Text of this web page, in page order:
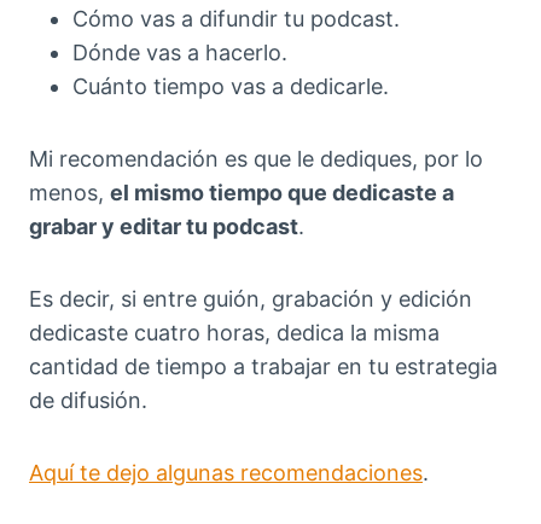
Cómo vas a difundir tu podcast.
Dónde vas a hacerlo.
Cuánto tiempo vas a dedicarle.
Mi recomendación es que le dediques, por lo
menos, el mismo tiempo que dedicaste a
grabar y editar tu podcast.
Es decir, si entre guión, grabación y edición
dedicaste cuatro horas, dedica la misma
cantidad de tiempo a trabajar en tu estrategia
de difusión.
Aquí te dejo algunas recomendaciones.